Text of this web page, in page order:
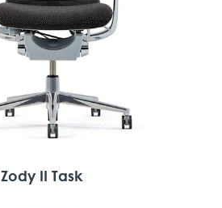
Zody II Task